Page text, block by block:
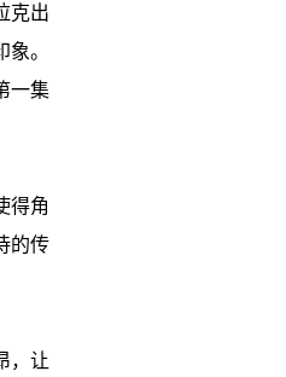
克出
。
一集
得角
的传
，让